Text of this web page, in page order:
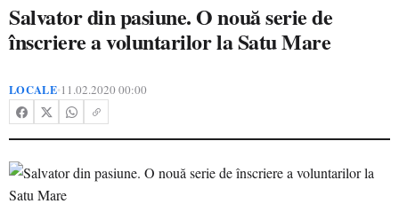
Salvator din pasiune. O nouă serie de
înscriere a voluntarilor la Satu Mare
LOCALE•11.02.2020 00:00